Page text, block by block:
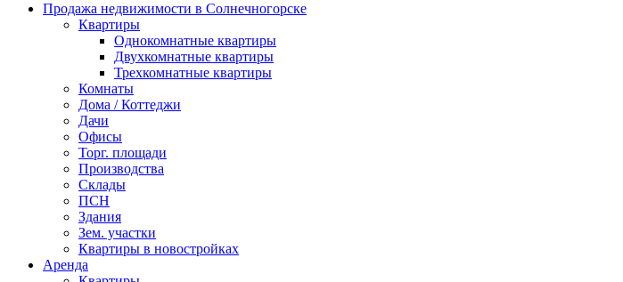
Продажа недвижимости в Солнечногорске
Квартиры
Однокомнатные квартиры
Двухкомнатные квартиры
Трехкомнатные квартиры
Комнаты
Дома / Коттеджи
Дачи
Офисы
Торг. площади
Производства
Склады
ПСН
Здания
Зем. участки
Квартиры в новостройках
Аренда